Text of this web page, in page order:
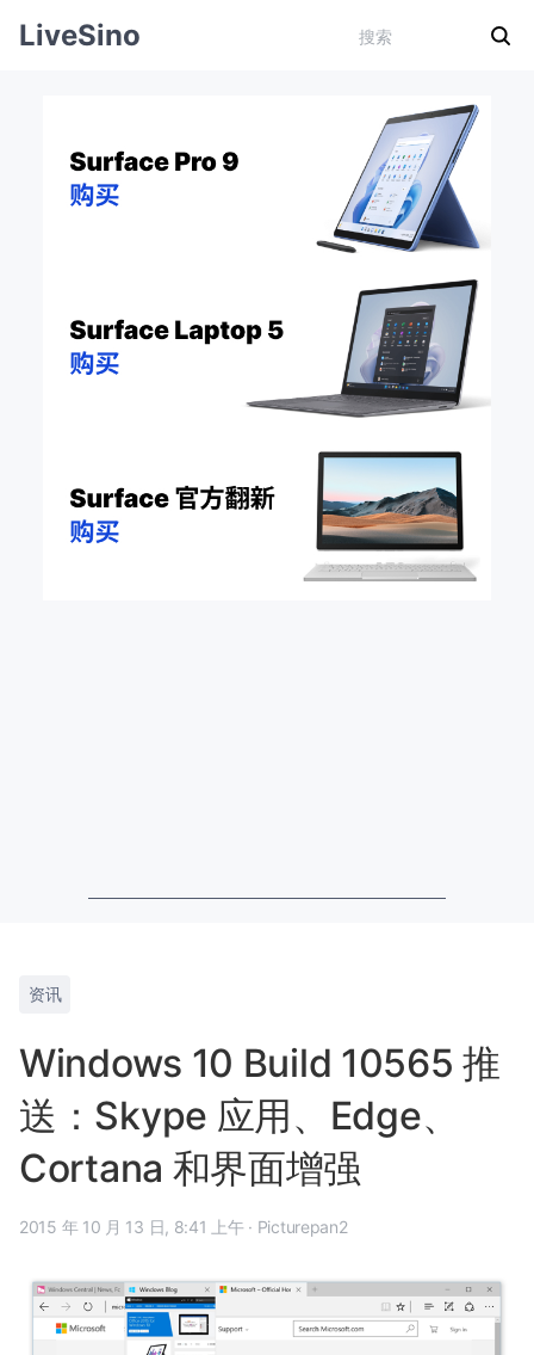
LiveSino
资讯
Windows 10 Build 10565 推
送：Skype 应用、Edge、
Cortana 和界面增强
2015 年 10 月 13 日, 8:41 上午 · Picturepan2